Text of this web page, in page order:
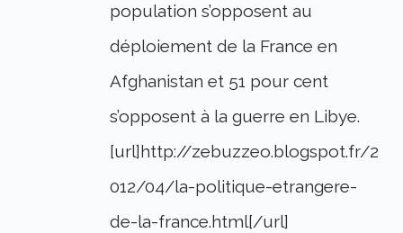
population s’opposent au
déploiement de la France en
Afghanistan et 51 pour cent
s’opposent à la guerre en Libye.
[url]http://zebuzzeo.blogspot.fr/2
012/04/la-politique-etrangere-
de-la-france.html[/url]